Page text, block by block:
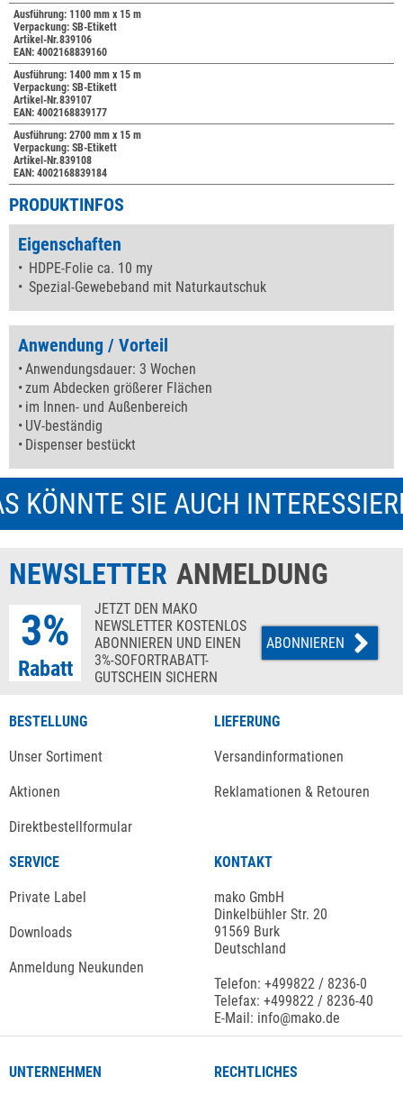
Ausführung: 1100 mm x 15 m
Verpackung: SB-Etikett
Artikel-Nr.839106
EAN: 4002168839160
Ausführung: 1400 mm x 15 m
Verpackung: SB-Etikett
Artikel-Nr.839107
EAN: 4002168839177
Ausführung: 2700 mm x 15 m
Verpackung: SB-Etikett
Artikel-Nr.839108
EAN: 4002168839184
PRODUKTINFOS
Eigenschaften
HDPE-Folie ca. 10 my
Spezial-Gewebeband mit Naturkautschuk
Anwendung / Vorteil
Anwendungsdauer: 3 Wochen
zum Abdecken größerer Flächen
im Innen- und Außenbereich
UV-beständig
Dispenser bestückt
KÖNNTE SIE AUCH
NEWSLETTER ANMELDUNG
3%
Rabatt
JETZT DEN MAKO
NEWSLETTER KOSTENLOS
ABONNIEREN UND EINEN
3%-SOFORTRABATT-
GUTSCHEIN SICHERN
ABONNIEREN
BESTELLUNG
Unser Sortiment
Aktionen
Direktbestellformular
LIEFERUNG
Versandinformationen
Reklamationen & Retouren
SERVICE
Private Label
Downloads
Anmeldung Neukunden
KONTAKT
mako GmbH
Dinkelbühler Str. 20
91569 Burk
Deutschland
Telefon: +499822 / 8236-0
Telefax: +499822 / 8236-40
E-Mail: info@mako.de
UNTERNEHMEN RECHTLICHES